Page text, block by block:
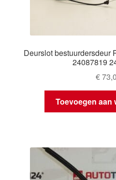
Deurslot bestuurdersdeur
24087819
€
Toevoegen aan